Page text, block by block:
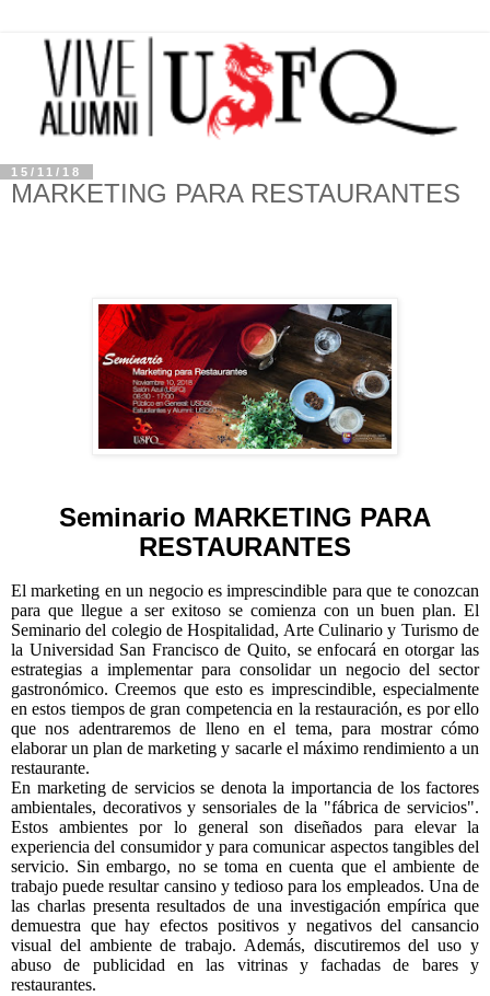
15/11/18
MARKETING PARA RESTAURANTES
Seminario MARKETING PARA
RESTAURANTES
El marketing en un negocio es imprescindible para que te conozcan
para que llegue a ser exitoso se comienza con un buen plan. El
Seminario del colegio de Hospitalidad, Arte Culinario y Turismo de
la Universidad San Francisco de Quito, se enfocará en otorgar las
estrategias a implementar para consolidar un negocio del sector
gastronómico. Creemos que esto es imprescindible, especialmente
en estos tiempos de gran competencia en la restauración, es por ello
que nos adentraremos de lleno en el tema, para mostrar cómo
elaborar un plan de marketing y sacarle el máximo rendimiento a un
restaurante.
En marketing de servicios se denota la importancia de los factores
ambientales, decorativos y sensoriales de la "fábrica de servicios".
Estos ambientes por lo general son diseñados para elevar la
experiencia del consumidor y para comunicar aspectos tangibles del
servicio. Sin embargo, no se toma en cuenta que el ambiente de
trabajo puede resultar cansino y tedioso para los empleados. Una de
las charlas presenta resultados de una investigación empírica que
demuestra que hay efectos positivos y negativos del cansancio
visual del ambiente de trabajo. Además, discutiremos del uso y
abuso de publicidad en las vitrinas y fachadas de bares y
restaurantes.